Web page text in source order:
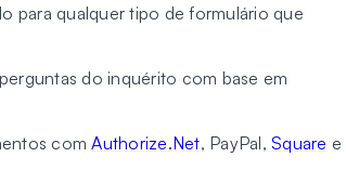
para qualquer tipo de formulário que
do inquérito com base em
comAuthorize.Net, PayPal, Square e